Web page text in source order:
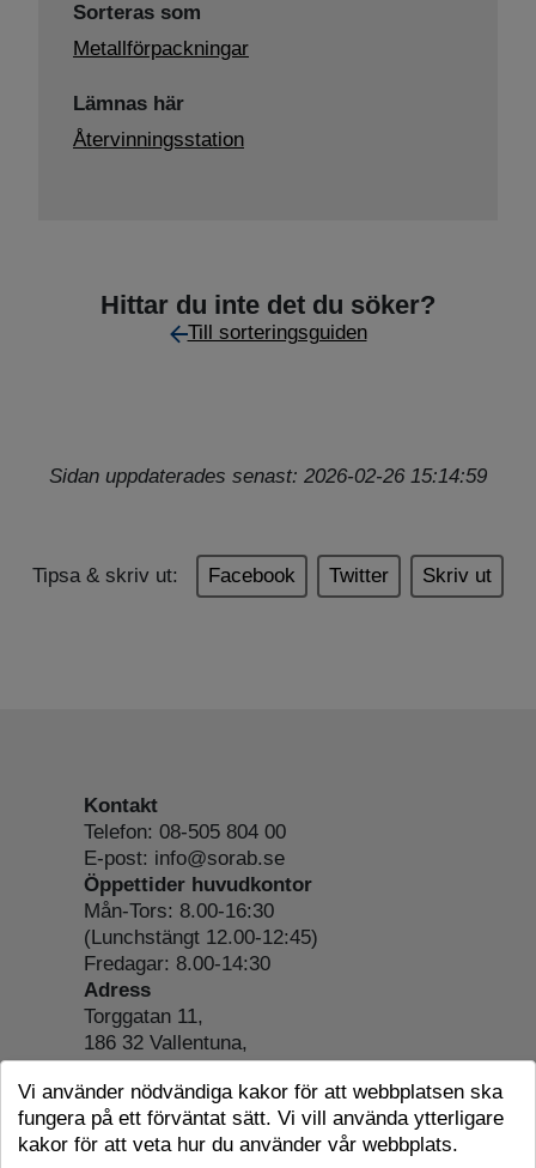
Sorteras som
Metallförpackningar
Lämnas här
Återvinningsstation
Hittar du inte det du söker?
Till sorteringsguiden
Sidan uppdaterades senast: 2026-02-26 15:14:59
Tipsa & skriv ut: Facebook Twitter Skriv ut
Kontakt
Telefon: 08-505 804 00
E-post: info@sorab.se
Öppettider huvudkontor
Mån-Tors: 8.00-16:30
(Lunchstängt 12.00-12:45)
Fredagar: 8.00-14:30
Adress
Torggatan 11,
186 32 Vallentuna,
Org.nr: 556197-4022
Om webbplatsen
Tillgänglighetsredogörelse
Cookie-information
Vi använder nödvändiga kakor för att webbplatsen ska
fungera på ett förväntat sätt. Vi vill använda ytterligare
kakor för att veta hur du använder vår webbplats.